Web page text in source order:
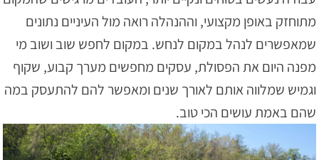
מתוחזק באופן מקצועי, וההנהלה רואה מול העיניים נתונים
שמאפשרים לנהל במקום לנחש. במקום לחפש שוב ושוב מי
מפנה היום את הפסולת, עסקים מחפשים מערך קבוע, שקוף
וגמיש שמלווה אותם לאורך שנים ומאפשר להם להתעסק במה
שהם באמת עושים הכי טוב.